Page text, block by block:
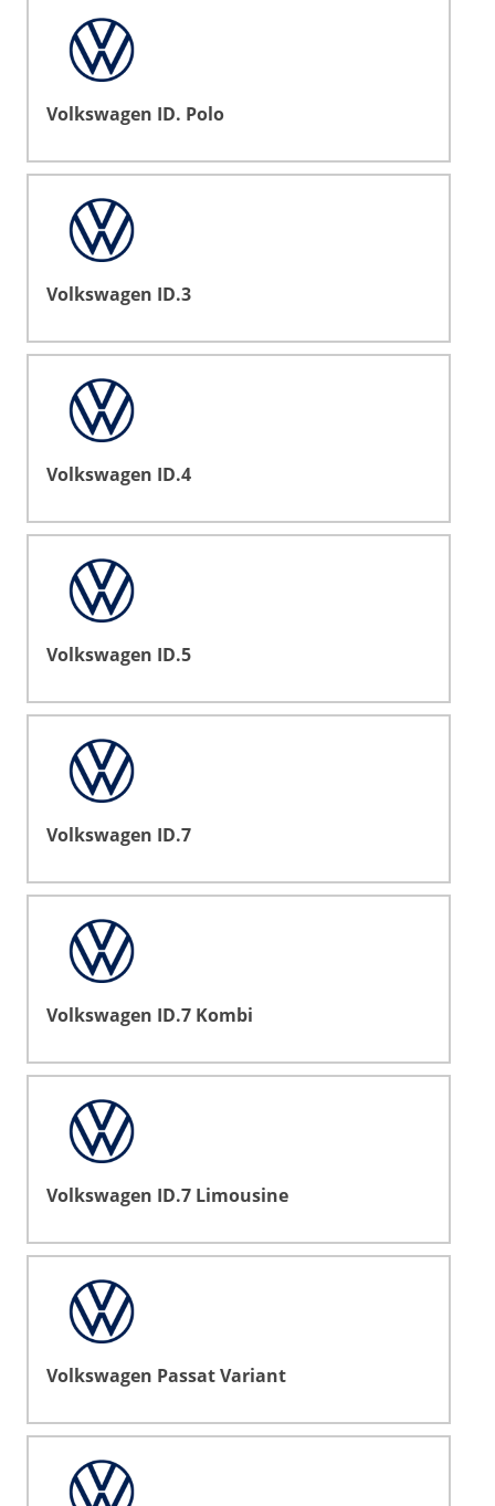
Volkswagen ID. Polo
Volkswagen ID.3
Volkswagen ID.4
Volkswagen ID.5
Volkswagen ID.7
Volkswagen ID.7 Kombi
Volkswagen ID.7 Limousine
Volkswagen Passat Variant